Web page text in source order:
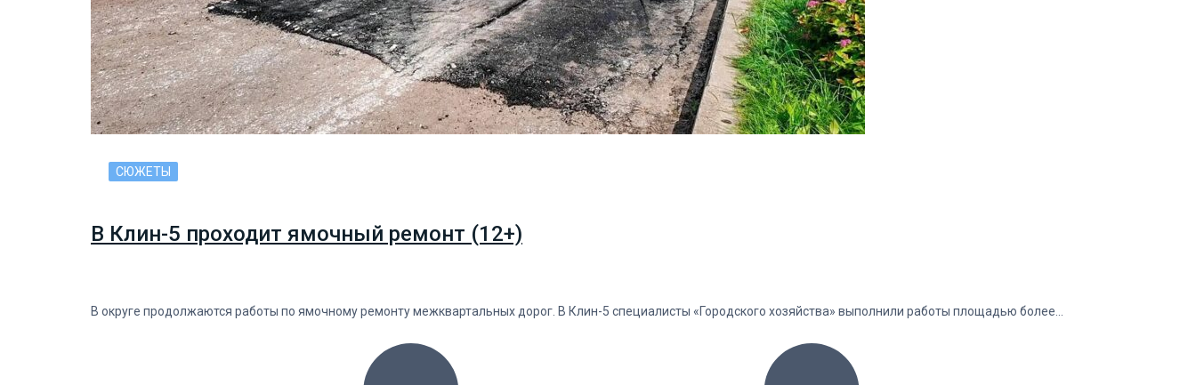
СЮЖЕТЫ
В Клин-5 проходит ямочный ремонт (12+)
В округе продолжаются работы по ямочному ремонту межквартальных дорог. В Клин-5 специалисты «Городского хозяйства» выполнили работы площадью более…